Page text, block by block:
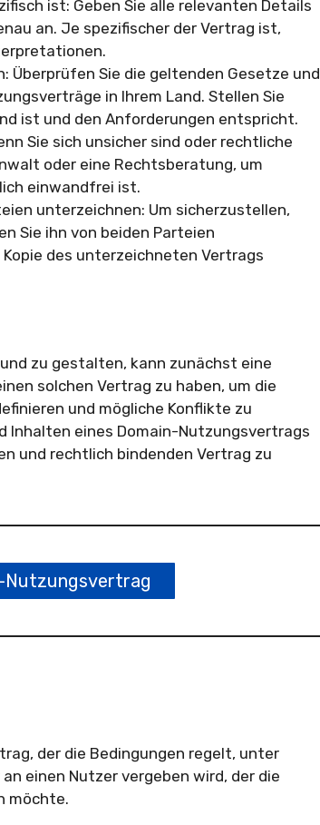
ist: Geben Sie alle relevanten Details
an. Je spezifischer der Vertrag ist,
Überprüfen Sie die geltenden Gesetze und
in Ihrem Land. Stellen Sie
ist und den Anforderungen entspricht.
Sie sich unsicher sind oder rechtliche
oder eine Rechtsberatung, um
einwandfrei ist.
unterzeichnen: Um sicherzustellen,
Sie ihn von beiden Parteien
des unterzeichneten Vertrags
zu gestalten, kann zunächst eine
solchen Vertrag zu haben, um die
und mögliche Konflikte zu
Inhalten eines Domain-Nutzungsvertrags
und rechtlich bindenden Vertrag zu
Nutzungsvertrag
der die Bedingungen regelt, unter
einen Nutzer vergeben wird, der die
möchte.